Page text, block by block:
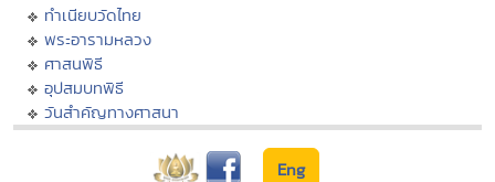
ทำเนียบวัดไทย
พระอารามหลวง
ศาสนพิธี
อุปสมบทพิธี
วันสำคัญทางศาสนา
Eng